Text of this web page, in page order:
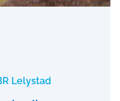
Lelystad